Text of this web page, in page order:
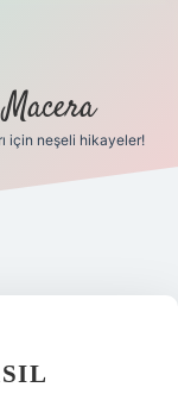
için neşeli hikayeler!